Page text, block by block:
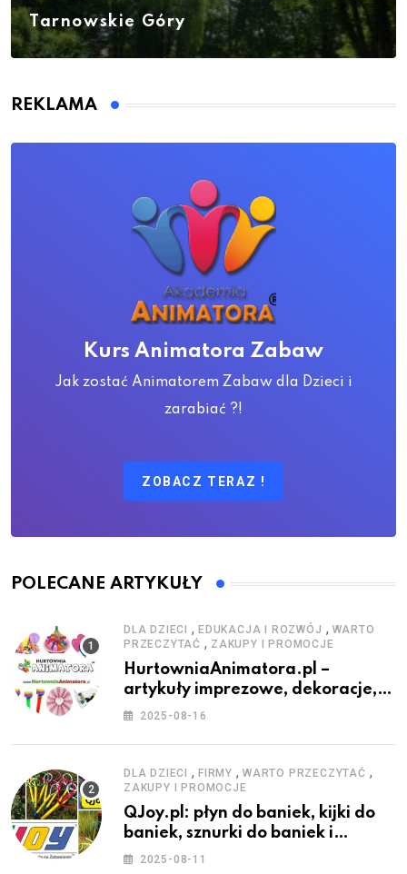
Tarnowskie Góry
REKLAMA
Kurs Animatora Zabaw
Jak zostać Animatorem Zabaw dla Dzieci i
zarabiać ?!
ZOBACZ TERAZ !
POLECANE ARTYKUŁY
DLA DZIECI , EDUKACJA I ROZWÓJ , WARTO
PRZECZYTAĆ , ZAKUPY I PROMOCJE
HurtowniaAnimatora.pl –
artykuły imprezowe, dekoracje,
stroje i akcesoria dla animatorów
2025-08-16
DLA DZIECI , FIRMY , WARTO PRZECZYTAĆ ,
ZAKUPY I PROMOCJE
QJoy.pl: płyn do baniek, kijki do
baniek, sznurki do baniek i
zestawy do baniek
2025-08-11